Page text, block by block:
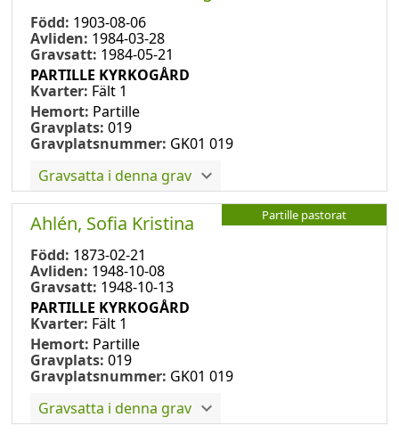
Född: 1903-08-06
Avliden: 1984-03-28
Gravsatt: 1984-05-21
PARTILLE KYRKOGÅRD
Kvarter: Fält 1
Hemort: Partille
Gravplats: 019
Gravplatsnummer: GK01 019
Gravsatta i denna grav
Partille pastorat
Ahlén, Sofia Kristina
Född: 1873-02-21
Avliden: 1948-10-08
Gravsatt: 1948-10-13
PARTILLE KYRKOGÅRD
Kvarter: Fält 1
Hemort: Partille
Gravplats: 019
Gravplatsnummer: GK01 019
Gravsatta i denna grav